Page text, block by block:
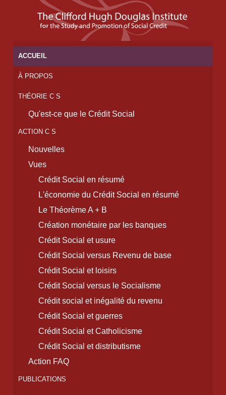
ACCUEIL
À PROPOS
THÉORIE C S
Qu'est-ce que le Crédit Social
ACTION C S
Nouvelles
Vues
Crédit Social en résumé
L'économie du Crédit Social en résumé
Le Théorème A + B
Création monétaire par les banques
Crédit Social et usure
Crédit Social versus Revenu de base
Crédit Social et loisirs
Crédit Social versus le Socialisme
Crédit social et inégalité du revenu
Crédit Social et guerres
Crédit Social et Catholicisme
Crédit Social et distributisme
Action FAQ
PUBLICATIONS